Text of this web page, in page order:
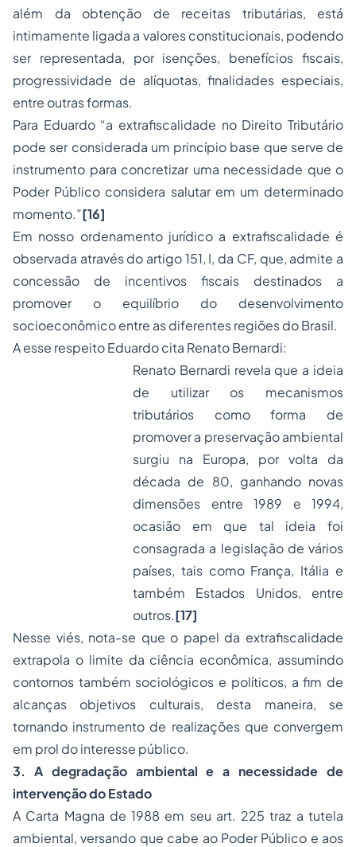
além da obtenção de receitas tributárias, está
intimamente ligada a valores constitucionais, podendo
ser representada, por isenções, benefícios fiscais,
progressividade de alíquotas, finalidades especiais,
entre outras formas.
Para Eduardo “a extrafiscalidade no Direito Tributário
pode ser considerada um princípio base que serve de
instrumento para concretizar uma necessidade que o
Poder Público considera salutar em um determinado
momento.”[16]
Em nosso ordenamento jurídico a extrafiscalidade é
observada através do artigo 151, I, da CF, que, admite a
concessão de incentivos fiscais destinados a
promover o equilíbrio do desenvolvimento
socioeconômico entre as diferentes regiões do Brasil.
A esse respeito Eduardo cita Renato Bernardi:
Renato Bernardi revela que a ideia
de utilizar os mecanismos
tributários como forma de
promover a preservação ambiental
surgiu na Europa, por volta da
década de 80, ganhando novas
dimensões entre 1989 e 1994,
ocasião em que tal ideia foi
consagrada a legislação de vários
países, tais como França, Itália e
também Estados Unidos, entre
outros.[17]
Nesse viés, nota-se que o papel da extrafiscalidade
extrapola o limite da ciência econômica, assumindo
contornos também sociológicos e políticos, a fim de
alcanças objetivos culturais, desta maneira, se
tornando instrumento de realizações que convergem
em prol do interesse público.
3. A degradação ambiental e a necessidade de
intervenção do Estado
A Carta Magna de 1988 em seu art. 225 traz a tutela
ambiental, versando que cabe ao Poder Público e aos